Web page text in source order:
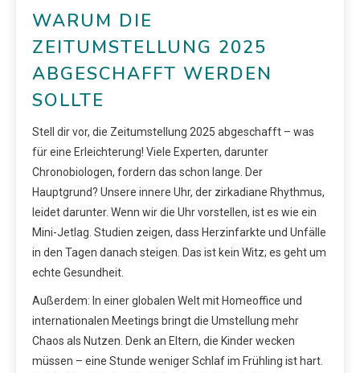
WARUM DIE
ZEITUMSTELLUNG 2025
ABGESCHAFFT WERDEN
SOLLTE
Stell dir vor, die Zeitumstellung 2025 abgeschafft – was
für eine Erleichterung! Viele Experten, darunter
Chronobiologen, fordern das schon lange. Der
Hauptgrund? Unsere innere Uhr, der zirkadiane Rhythmus,
leidet darunter. Wenn wir die Uhr vorstellen, ist es wie ein
Mini-Jetlag. Studien zeigen, dass Herzinfarkte und Unfälle
in den Tagen danach steigen. Das ist kein Witz; es geht um
echte Gesundheit.
Außerdem: In einer globalen Welt mit Homeoffice und
internationalen Meetings bringt die Umstellung mehr
Chaos als Nutzen. Denk an Eltern, die Kinder wecken
müssen – eine Stunde weniger Schlaf im Frühling ist hart.